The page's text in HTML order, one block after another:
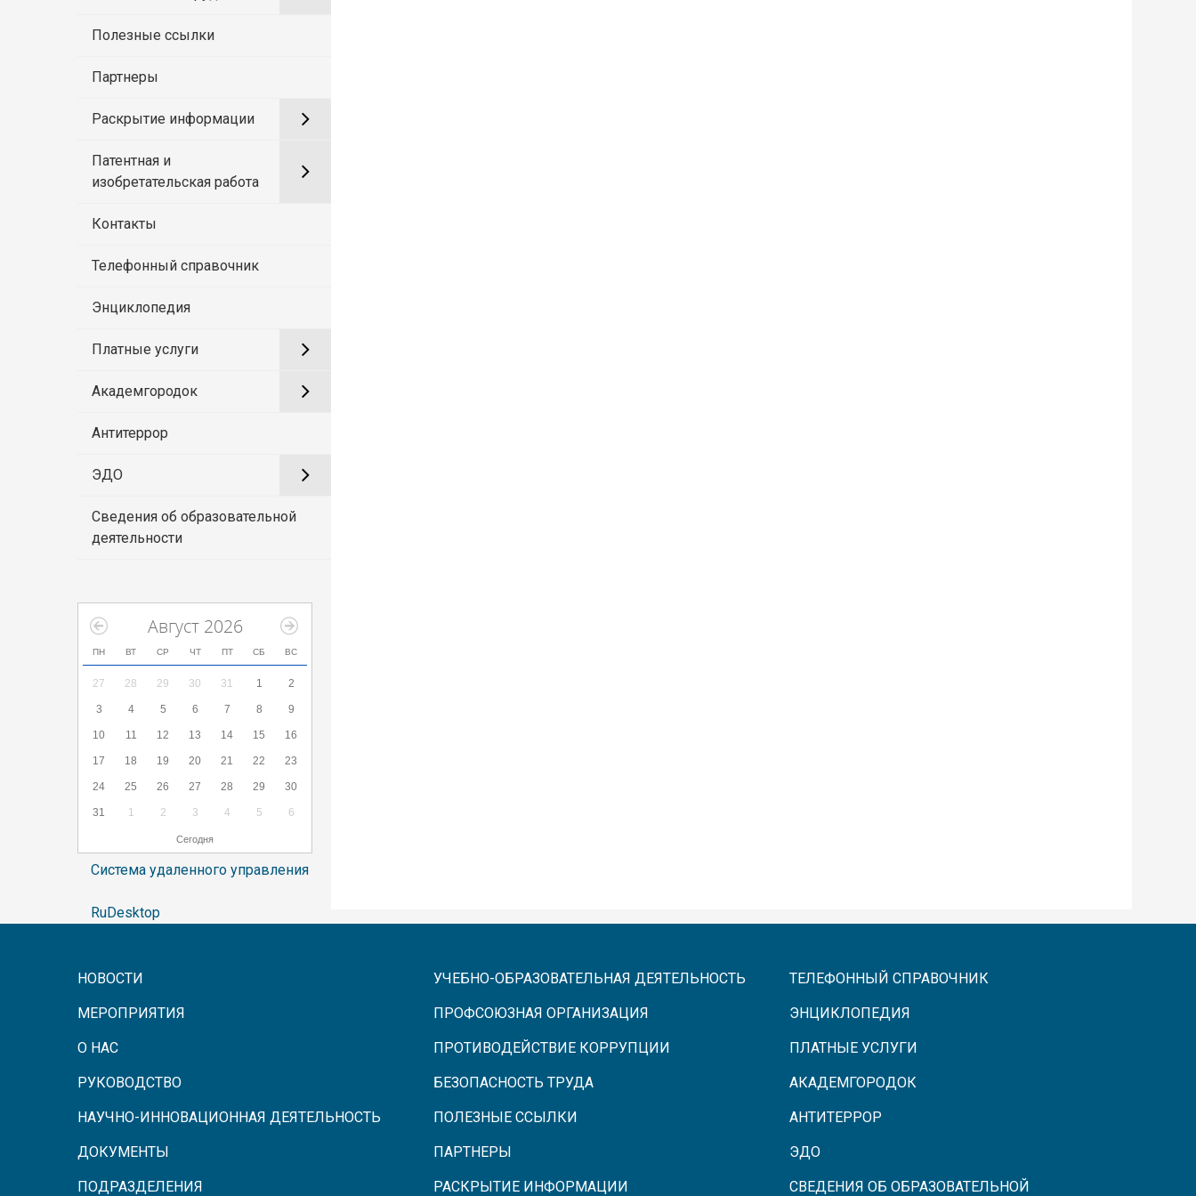
Полезные ссылки
Партнеры
Раскрытие информации
Патентная и
изобретательская работа
Контакты
Телефонный справочник
Энциклопедия
Платные услуги
Академгородок
Антитеррор
ЭДО
Сведения об образовательной
деятельности
Август 2026
ПН ВТ СР ЧТ ПТ СБ ВС
27 28 29 30 31 1 2
3 4 5 6 7 8 9
10 11 12 13 14 15 16
17 18 19 20 21 22 23
24 25 26 27 28 29 30
31 1 2 3 4 5 6
Сегодня
Система удаленного управления
RuDesktop
НОВОСТИ
МЕРОПРИЯТИЯ
О НАС
РУКОВОДСТВО
НАУЧНО-ИННОВАЦИОННАЯ ДЕЯТЕЛЬНОСТЬ
ДОКУМЕНТЫ
ПОДРАЗДЕЛЕНИЯ
УЧЕБНО-ОБРАЗОВАТЕЛЬНАЯ ДЕЯТЕЛЬНОСТЬ
ПРОФСОЮЗНАЯ ОРГАНИЗАЦИЯ
ПРОТИВОДЕЙСТВИЕ КОРРУПЦИИ
БЕЗОПАСНОСТЬ ТРУДА
ПОЛЕЗНЫЕ ССЫЛКИ
ПАРТНЕРЫ
РАСКРЫТИЕ ИНФОРМАЦИИ
ТЕЛЕФОННЫЙ СПРАВОЧНИК
ЭНЦИКЛОПЕДИЯ
ПЛАТНЫЕ УСЛУГИ
АКАДЕМГОРОДОК
АНТИТЕРРОР
ЭДО
СВЕДЕНИЯ ОБ ОБРАЗОВАТЕЛЬНОЙ